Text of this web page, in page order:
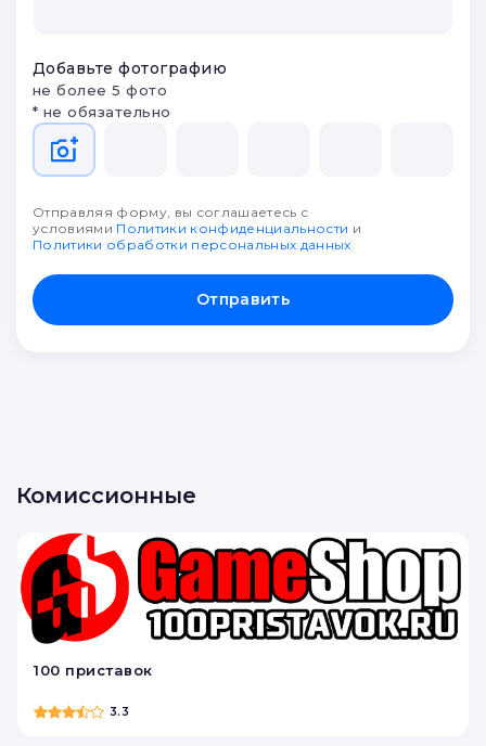
Добавьте фотографию
не более 5 фото
* не обязательно
Отправляя форму, вы соглашаетесь с
условиями Политики конфиденциальности и
Политики обработки персональных данных
Отправить
Комиссионные
100 приставок
3.3